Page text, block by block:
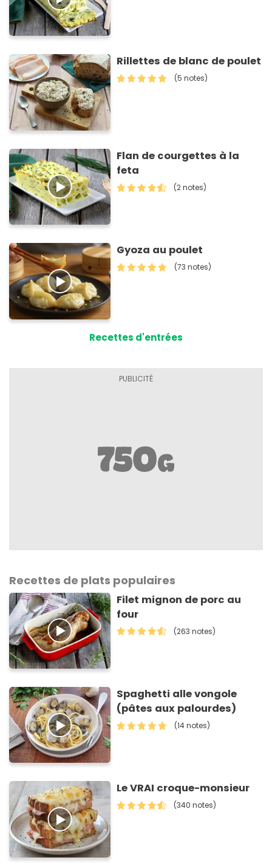
Rillettes de blanc de poulet
(5 notes)
Flan de courgettes à la
feta
(2 notes)
Gyoza au poulet
(73 notes)
Recettes d'entrées
Recettes de plats populaires
Filet mignon de porc au
four
(263 notes)
Spaghetti alle vongole
(pâtes aux palourdes)
(14 notes)
Le VRAI croque-monsieur
(340 notes)